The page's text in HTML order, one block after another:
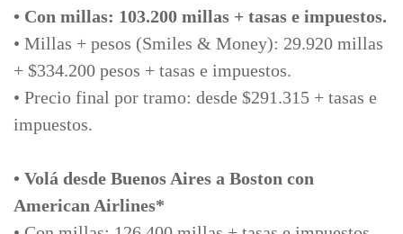
• Con millas: 103.200 millas + tasas e impuestos.
• Millas + pesos (Smiles & Money): 29.920 millas
+ $334.200 pesos + tasas e impuestos.
• Precio final por tramo: desde $291.315 + tasas e
impuestos.
• Volá desde Buenos Aires a Boston con
American Airlines*